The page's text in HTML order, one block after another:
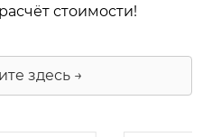
стоимости!
здесь →